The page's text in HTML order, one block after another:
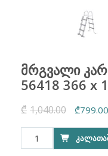
მრგვალი
56418 366 x
₾ 1,040.00
Original
price
was:
₾799.00
რაოდენობა:
მრგვალი